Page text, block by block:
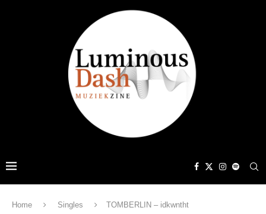
Home Singles TOMBERLIN – idkwntht